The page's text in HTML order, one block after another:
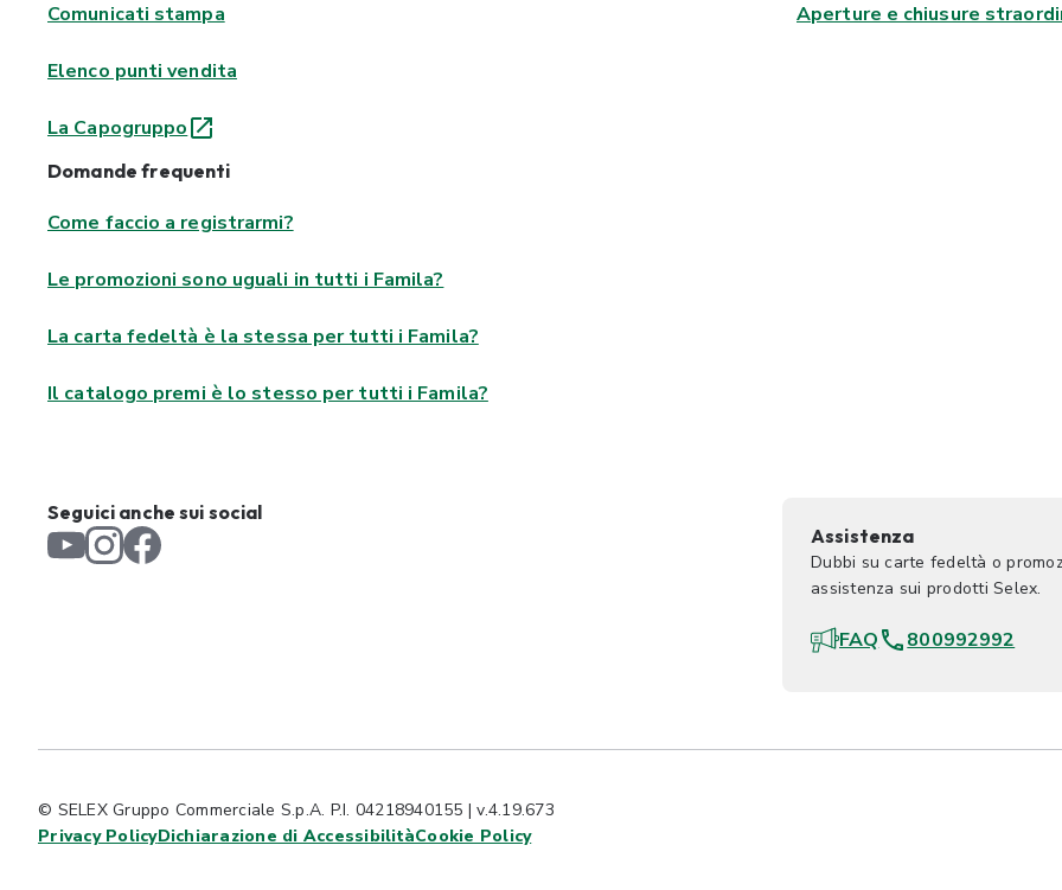
Comunicati stampa
Elenco punti vendita
La Capogruppo
Aperture e chiusure
Domande frequenti
Come faccio a registrarmi?
Le promozioni sono uguali in tutti i Famila?
La carta fedeltà è la stessa per tutti i Famila?
Il catalogo premi è lo stesso per tutti i Famila?
Seguici anche sui social
Assistenza
Dubbi su carte fedeltà o
assistenza sui prodotti Selex.
FAQ 800992992
© SELEX Gruppo Commerciale S.p.A. P.I. 04218940155 | v.4.19.673
Privacy PolicyDichiarazione di AccessibilitàCookie Policy